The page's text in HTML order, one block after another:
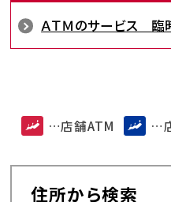
ＡＴＭのサービス 臨
…店舗ATM …